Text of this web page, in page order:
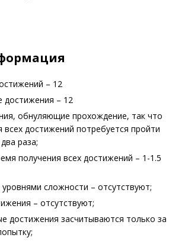
– 12
– 12
обнуляющие прохождение, так что
всех достижений потребуется пройти
раза;
получения всех достижений – 1-1.5
сложности – отсутствуют;
– отсутствуют;
достижения засчитываются только за